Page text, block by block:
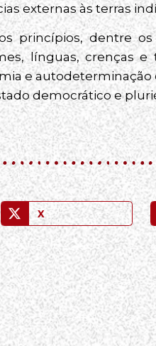
externas às terras
princípios, dentre
línguas, crenças e
e autodeterminação
democrático e
X